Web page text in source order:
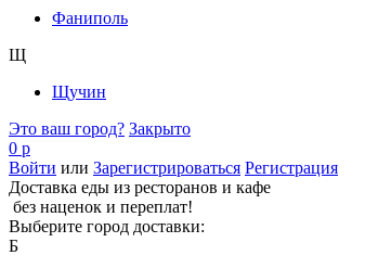
Фаниполь
Щ
Щучин
Это ваш город? Закрыто
0 р
Войти или Зарегистрироваться Регистрация
Доставка еды из ресторанов и кафе
без наценок и переплат!
Выберите город доставки:
Б